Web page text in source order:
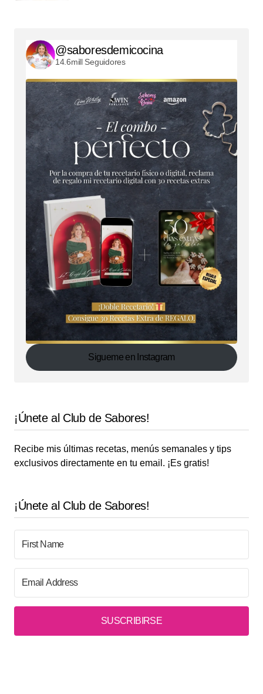
@saboresdemicocina
14.6mill Seguidores
Sigueme en Instagram
¡Únete al Club de Sabores!
Recibe mis últimas recetas, menús semanales y tips
exclusivos directamente en tu email. ¡Es gratis!
¡Únete al Club de Sabores!
SUSCRIBIRSE